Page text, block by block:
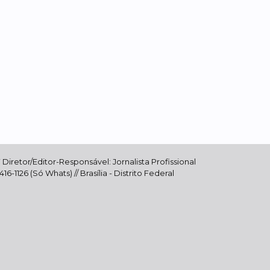
Diretor/Editor-Responsável: Jornalista Profissional
1126 (Só Whats) // Brasília - Distrito Federal